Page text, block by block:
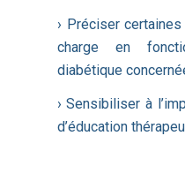
› Préciser
charge en
diabétique
› Sensibiliser à
d’éducation